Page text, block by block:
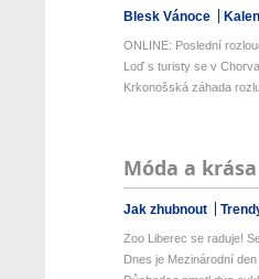
Blesk Vánoce
ONLINE: Poslední
Loď s turisty se v
Krkonošská záhada
Móda a krása
Jak zhubnout
Zoo Liberec se raduje!
Dnes je Mezinárodní